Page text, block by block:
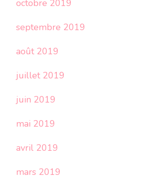
octobre 2019
septembre 2019
août 2019
juillet 2019
juin 2019
mai 2019
avril 2019
mars 2019